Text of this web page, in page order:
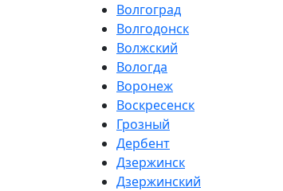
Волгоград
Волгодонск
Волжский
Вологда
Воронеж
Воскресенск
Грозный
Дербент
Дзержинск
Дзержинский